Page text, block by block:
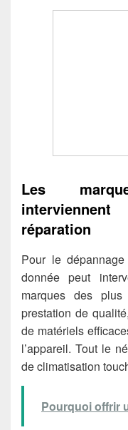
Les
réparation
Pour le
donnée peut
marques des
prestation de
de matériels
l’appareil. Tout le
de climatisation
Pourquoi offrir